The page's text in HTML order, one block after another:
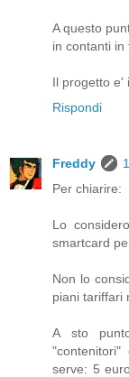
A questo
in contanti in
Il progetto e'
Rispondi
Freddy
Per chiarire:
Lo
smartcard
Non lo
piani tariffari
A sto
serve: 5